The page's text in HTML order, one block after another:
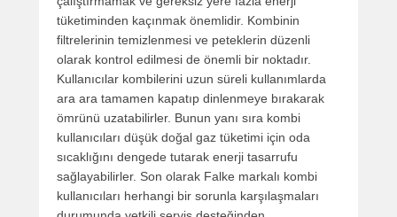
tüketiminden kaçınmak önemlidir. Kombinin
filtrelerinin temizlenmesi ve peteklerin düzenli
olarak kontrol edilmesi de önemli bir noktadır.
Kullanıcılar kombilerini uzun süreli kullanımlarda
ara ara tamamen kapatıp dinlenmeye bırakarak
ömrünü uzatabilirler. Bunun yanı sıra kombi
kullanıcıları düşük doğal gaz tüketimi için oda
sıcaklığını dengede tutarak enerji tasarrufu
sağlayabilirler. Son olarak Falke markalı kombi
kullanıcıları herhangi bir sorunla karşılaşmaları